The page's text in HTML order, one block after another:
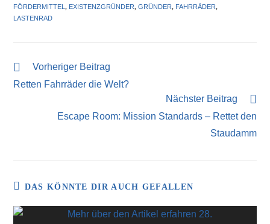
FÖRDERMITTEL, EXISTENZGRÜNDER, GRÜNDER, FAHRRÄDER,
LASTENRAD
Vorheriger Beitrag
Retten Fahrräder die Welt?
Nächster Beitrag
Escape Room: Mission Standards – Rettet den
Staudamm
DAS KÖNNTE DIR AUCH GEFALLEN